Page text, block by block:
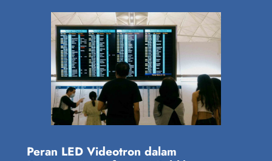
Peran LED Videotron dalam